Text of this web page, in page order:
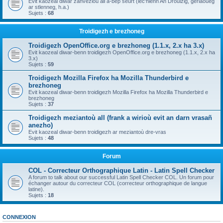
ar stlenneg, h.a.)
Sujets : 68
Troidigezh e brezhoneg
Troidigezh OpenOffice.org e brezhoneg (1.1.x, 2.x ha 3.x)
Evit kaozeal diwar-benn troidigezh OpenOffice.org e brezhoneg (1.1.x, 2.x ha
3.x)
Sujets : 59
Troidigezh Mozilla Firefox ha Mozilla Thunderbird e
brezhoneg
Evit kaozeal diwar-benn troidigezh Mozilla Firefox ha Mozilla Thunderbird e
brezhoneg
Sujets : 37
Troidigezh meziantoù all (frank a wirioù evit an darn vrasañ
anezho)
Evit kaozeal diwar-benn troidigezh ar meziantoù dre-vras
Sujets : 48
Forum
COL - Correcteur Orthographique Latin - Latin Spell Checker
A forum to talk about our successful Latin Spell Checker COL. Un forum pour
échanger autour du correcteur COL (correcteur orthographique de langue
latine).
Sujets : 18
CONNEXION